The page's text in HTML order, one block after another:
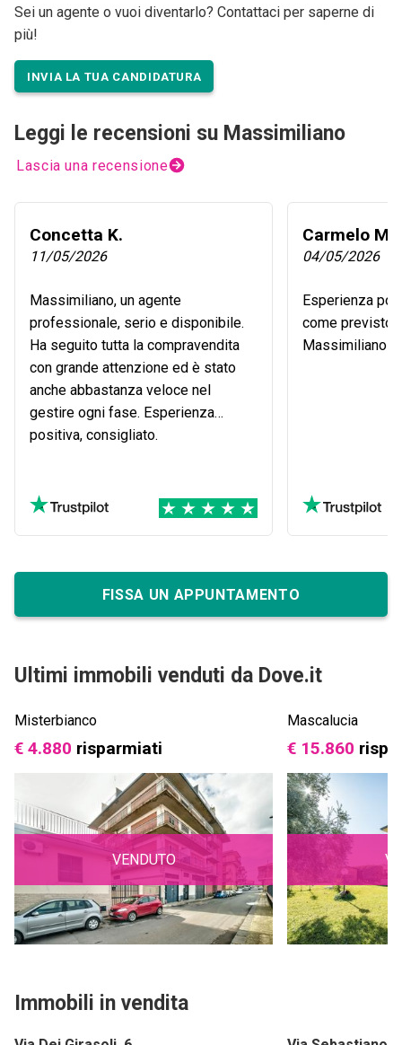
Sei un agente o vuoi diventarlo? Contattaci per saperne di
più!
INVIA LA TUA CANDIDATURA
Leggi le recensioni su Massimiliano
Lascia una recensione
Concetta K.
11/05/2026
Massimiliano, un agente
professionale, serio e disponibile.
Ha seguito tutta la compravendita
con grande attenzione ed è stato
anche abbastanza veloce nel
gestire ogni fase. Esperienza
positiva, consigliato.
Carmelo M.
04/05/2026
Esperienza
come previsto
Massimiliano
FISSA UN APPUNTAMENTO
Ultimi immobili venduti da Dove.it
Misterbianco
€ 4.880 risparmiati
VENDUTO
Mascalucia
€ 15.860
Immobili in vendita